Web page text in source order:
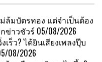
ล้มบัตรทอง แต่จำเป็นต้อง
ข่าวชัวร์ 05/08/2026
ร็ว? ได้ยินเสียงเพลงปุ๊บ
08/2026